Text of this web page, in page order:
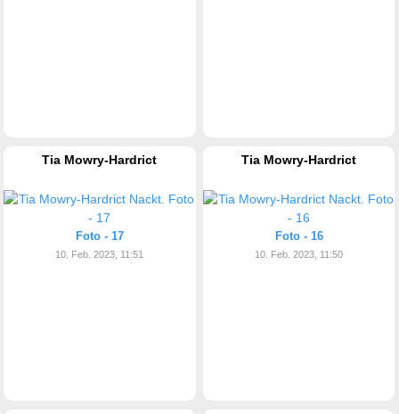
Tia Mowry-Hardrict
Foto - 17
10. Feb. 2023, 11:51
Tia Mowry-Hardrict
Foto - 16
10. Feb. 2023, 11:50